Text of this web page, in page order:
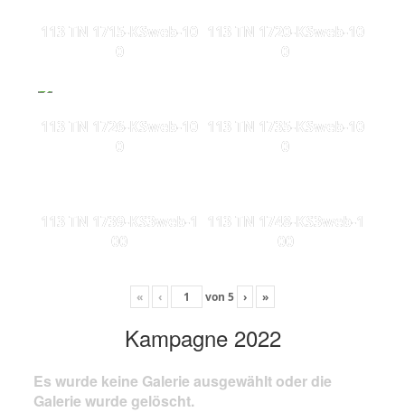
113 TN 1715-KSweb-10
0
113 TN 1720-KSweb-10
0
113 TN 1726-KSweb-10
0
113 TN 1735-KSweb-10
0
113 TN 1739-KS3web-1
00
113 TN 1748-KS3web-1
00
« ‹ von 5 › »
Kampagne 2022
Es wurde keine Galerie ausgewählt oder die
Galerie wurde gelöscht.